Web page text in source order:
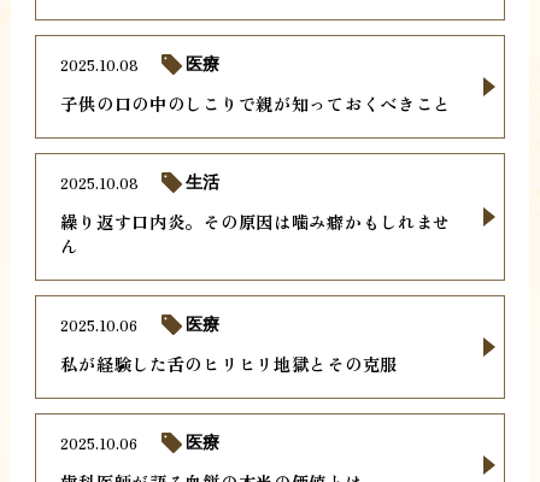
子供の口の中のしこりで親が知っておくべきこと
2025.10.08 医療
繰り返す口内炎。その原因は噛み癖かもしれませ
ん
2025.10.08 生活
私が経験した舌のヒリヒリ地獄とその克服
2025.10.06 医療
2025.10.06 医療